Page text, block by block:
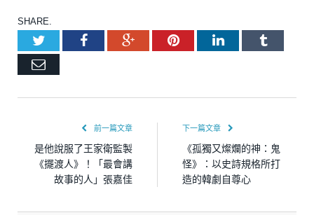
SHARE.
TwitterFacebookGoogle+PinterestLinkedInTumblr
Email
前一篇文章
是他說服了王家衛監製
《擺渡人》！「最會講
故事的人」張嘉佳
下一篇文章
《孤獨又燦爛的神：鬼
怪》：以史詩規格所打
造的韓劇自尊心